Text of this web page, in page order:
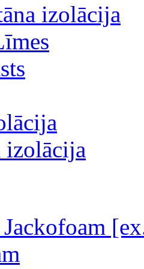
izolācija
izolācija